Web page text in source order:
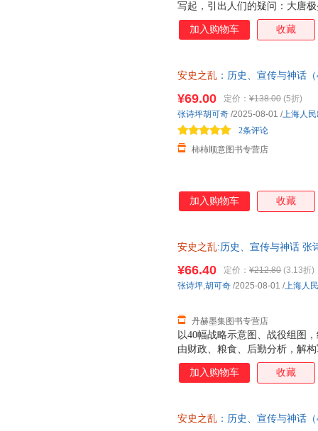
写起，引出人们的疑问：大唐
玄宗时兵制、边防和财政等制
唐走向衰弱的根本原因。在此
路，开启了蕃人寒族专任大将
键点：封常清与高仙芝枉死、
降、张巡浴血睢阳城、郭子仪
卫战、潼关保卫战、太原之战、
加入购物车 收藏
安史之乱 ：历史、宣传与神话
¥69.00 定价： ¥138.00 (5折)
柿柿顺意图书专营店
2条评论
张诗坪胡可奇 /2025-08-01 /上海人
加入购物车 收藏
安史之乱:历史、宣传与神话 张
以40幅战略示意图、战役组图
由财政、粮食、后勤分析，解
碧妍作序，马伯庸、罗振宇、
¥66.40 定价： ¥212.80 (3.13折)
丹赫墨集图书专营店
张诗坪,胡可奇 /2025-08-01 /上海人
加入购物车 收藏
安史之乱 ：历史、宣传与神话